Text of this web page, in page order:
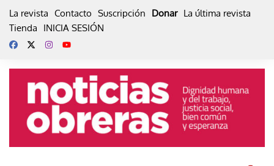
La revista Contacto Suscripción Donar La última revista
Tienda
INICIA SESIÓN